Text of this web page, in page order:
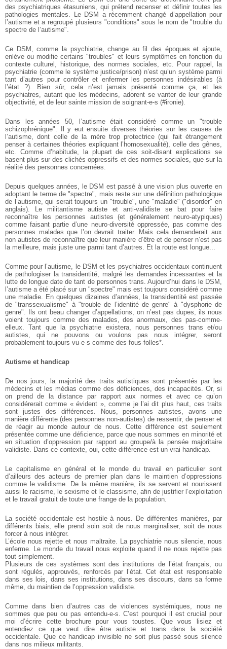
des psychiatriques étasuniens, qui prétend recenser et définir toutes les
pathologies mentales. Le DSM a récemment changé d’appellation pour
l’autisme et a regroupé plusieurs "conditions" sous le nom de "trouble du
spectre de l’autisme".
Ce DSM, comme la psychiatrie, change au fil des époques et ajoute,
enlève ou modifie certains "troubles" et leurs symptômes en fonction du
contexte culturel, historique, des normes sociales, etc. Pour rappel, la
psychiatrie (comme le système justice/prison) n’est qu’un système parmi
tant d’autres pour contrôler et enfermer les personnes indésirables (à
l’état ?). Bien sûr, cela n’est jamais présenté comme ça, et les
psychiatres, autant que les médecins, adorent se vanter de leur grande
objectivité, et de leur sainte mission de soignant-e-s (#ironie).
Dans les années 50, l’autisme était considéré comme un "trouble
schizophrénique". Il y eut ensuite diverses théories sur les causes de
l’autisme, dont celle de la mère trop protectrice (qui fait étrangement
penser à certaines théories expliquant l’homosexualité), celle des gênes,
etc. Comme d’habitude, la plupart de ces soit-disant explications se
basent plus sur des clichés oppressifs et des normes sociales, que sur la
réalité des personnes concernées.
Depuis quelques années, le DSM est passé à une vision plus ouverte en
adoptant le terme de "spectre", mais reste sur une définition pathologique
de l’autisme, qui serait toujours un "trouble", une "maladie" ("disorder" en
anglais). Le militantisme autiste et anti-validiste se bat pour faire
reconnaître les personnes autistes (et généralement neuro-atypiques)
comme faisant partie d’une neuro-diversité oppressée, pas comme des
personnes malades que l’on devrait traiter. Mais cela demanderait aux
non autistes de reconnaître que leur manière d’être et de penser n’est pas
la meilleure, mais juste une parmi tant d’autres. Et la route est longue...
Comme pour l’autisme, le DSM et les psychiatres occidentaux continuent
de pathologiser la transidentité, malgré les demandes incessantes et la
lutte de longue date de tant de personnes trans. Aujourd’hui dans le DSM,
l’autisme a été placé sur un "spectre" mais est toujours considéré comme
une maladie. En quelques dizaines d’années, la transidentité est passée
de "transsexualisme" à "trouble de l’identité de genre" à "dysphorie de
genre". Ils ont beau changer d’appellations, on n’est pas dupes, ils nous
voient toujours comme des malades, des anormaux, des pas-comme-
elleux. Tant que la psychiatrie existera, nous personnes trans et/ou
autistes, qui ne pouvons ou voulons pas nous intégrer, seront
probablement toujours vu-e-s comme des fous-folles*.
Autisme et handicap
De nos jours, la majorité des traits autistiques sont présentés par les
médecins et les médias comme des déficiences, des incapacités. Or, si
on prend de la distance par rapport aux normes et avec ce qu’on
considérerait comme « évident », comme je l’ai dit plus haut, ces traits
sont justes des différences. Nous, personnes autistes, avons une
manière différente (des personnes non-autistes) de ressentir, de penser et
de réagir au monde autour de nous. Cette différence est seulement
présentée comme une déficience, parce que nous sommes en minorité et
en situation d’oppression par rapport au groupe/à la pensée majoritaire
validiste. Dans ce contexte, oui, cette différence est un vrai handicap.
Le capitalisme en général et le monde du travail en particulier sont
d’ailleurs des acteurs de premier plan dans le maintien d’oppressions
comme le validisme. De la même manière, ils se servent et nourissent
aussi le racisme, le sexisme et le classisme, afin de justifier l’exploitation
et le travail gratuit de toute une frange de la population.
La société occidentale est hostile à nous. De différentes manières, par
différents biais, elle prend soin soit de nous marginaliser, soit de nous
forcer à nous intégrer.
L’école nous rejette et nous maltraite. La psychiatrie nous silencie, nous
enferme. Le monde du travail nous exploite quand il ne nous rejette pas
tout simplement.
Plusieurs de ces systèmes sont des institutions de l’état français, ou
sont régulés, approuvés, renforcés par l’état. Cet état est responsable
dans ses lois, dans ses institutions, dans ses discours, dans sa forme
même, du maintien de l’oppression validiste.
Comme dans bien d’autres cas de violences systémiques, nous ne
sommes que peu ou pas entendu-e-s. C’est pourquoi il est crucial pour
moi d’écrire cette brochure pour vous toustes. Que vous lisiez et
entendiez ce que veut dire être autiste et trans dans la société
occidentale. Que ce handicap invisible ne soit plus passé sous silence
dans nos milieux militants.